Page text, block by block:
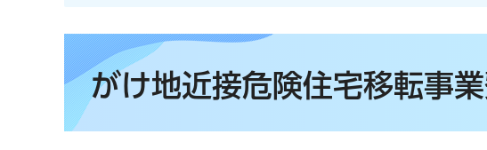
がけ地近接危険住宅移転事